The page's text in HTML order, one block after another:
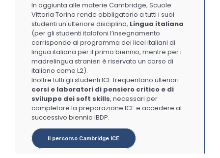
In aggiunta alle materie Cambridge, Scuole
Vittoria Torino rende obbligatorio a tutti i suoi
studenti un'ulteriore disciplina, Lingua italiana
(per gli studenti italofoni l’insegnamento
corrisponde al programma dei licei italiani di
lingua italiana per il primo biennio, mentre per i
madrelingua stranieri è riservato un corso di
italiano come L2).
Inoltre tutti gli studenti ICE frequentano ulteriori
corsi e laboratori di pensiero critico e di
sviluppo dei soft skills, necessari per
completare la preparazione ICE e accedere al
successivo biennio IBDP.
Il percorso Cambridge ICE